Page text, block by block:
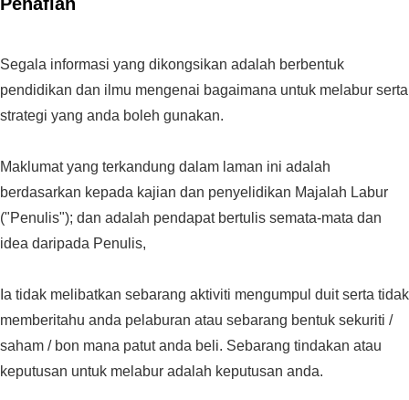
Segala informasi yang dikongsikan adalah berbentuk
pendidikan dan ilmu mengenai bagaimana untuk melabur serta
strategi yang anda boleh gunakan.
Maklumat yang terkandung dalam laman ini adalah
berdasarkan kepada kajian dan penyelidikan Majalah Labur
("Penulis"); dan adalah pendapat bertulis semata-mata dan
idea daripada Penulis,
Ia tidak melibatkan sebarang aktiviti mengumpul duit serta tidak
memberitahu anda pelaburan atau sebarang bentuk sekuriti /
saham / bon mana patut anda beli. Sebarang tindakan atau
keputusan untuk melabur adalah keputusan anda.